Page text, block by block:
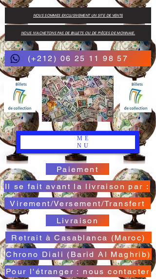
(+212) 06 25 11 98 57
ME
NU
Paiement
Virement/Versement/Transfert
Livraison
Retrait à Casablanca (Maroc)
Il se fait avant la livraison par :
Chrono Diali (Barid Al Maghrib)
NOUS N'ACHETONS PAS DE BILLETS OU DE PIÈCES DE MONNAIE.
NOUS SOMMES EXCLUSIVEMENT UN SITE DE VENTE
Pour l'étranger : nous contacter